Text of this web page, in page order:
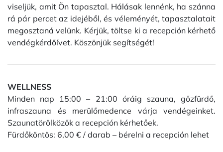
viseljük, amit Ön tapasztal. Hálásak lennénk, ha szánna
rá pár percet az idejéből, és véleményét, tapasztalatait
megosztaná velünk. Kérjük, töltse ki a recepción kérhető
vendégkérdőívet. Köszönjük segítségét!
WELLNESS
Minden nap 15:00 – 21:00 óráig szauna, gőzfürdő,
infraszauna és merülőmedence várja vendégeinket.
Szaunatörölközők a recepción kérhetőek.
Fürdőköntös: 6,00 € / darab – bérelni a recepción lehet